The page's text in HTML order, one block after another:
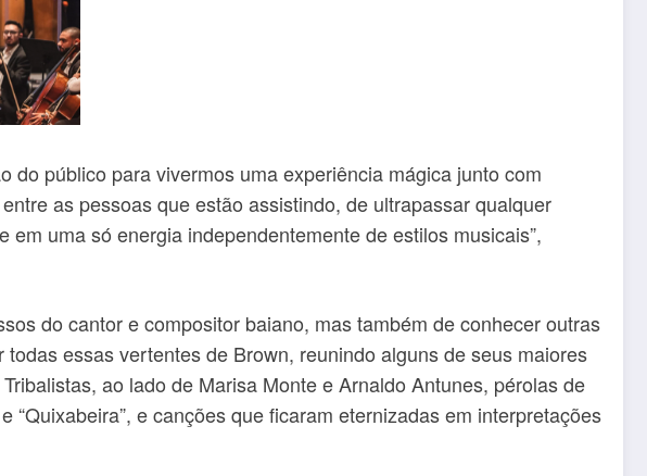
do público para vivermos uma experiência mágica junto com
as pessoas que estão assistindo, de ultrapassar qualquer
uma só energia independentemente de estilos musicais”,
do cantor e compositor baiano, mas também de conhecer outras
todas essas vertentes de Brown, reunindo alguns de seus maiores
ao lado de Marisa Monte e Arnaldo Antunes, pérolas de
“Quixabeira”, e canções que ficaram eternizadas em interpretações